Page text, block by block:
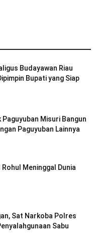
Budayawan Riau
Bupati yang Siap
Paguyuban Misuri Bangun
Paguyuban Lainnya
Meninggal Dunia
Sat Narkoba Polres
Sabu